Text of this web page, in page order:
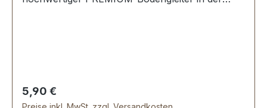
bestens geeignet für Koffer, Taschen,
Reisetaschen, Holzkoffer etc.Durchmesser: 15
Regulärer Preis:
5,90 €